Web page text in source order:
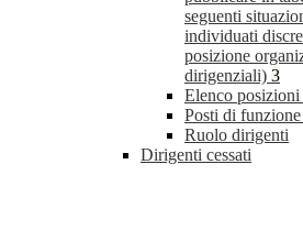
seguenti
individuati
posizione
dirigenziali) 3
Elenco
Posti di
Ruolo dirigenti
Dirigenti cessati